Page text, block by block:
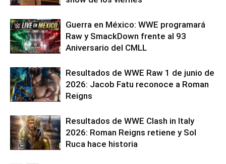
Guerra en México: WWE programará
Raw y SmackDown frente al 93
Aniversario del CMLL
Resultados de WWE Raw 1 de junio de
2026: Jacob Fatu reconoce a Roman
Reigns
Resultados de WWE Clash in Italy
2026: Roman Reigns retiene y Sol
Ruca hace historia